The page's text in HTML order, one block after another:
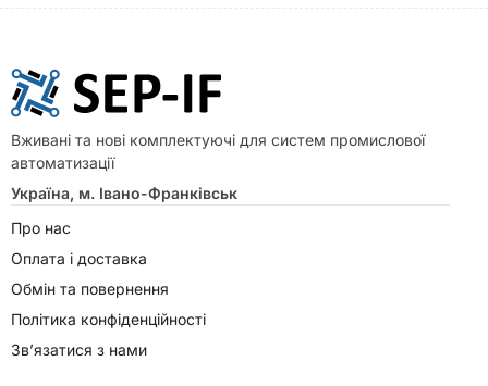
Вживані та нові комплектуючі для систем промислової
автоматизації
Україна, м. Івано-Франківськ
Про нас
Оплата і доставка
Обмін та повернення
Політика конфіденційності
Зв’язатися з нами